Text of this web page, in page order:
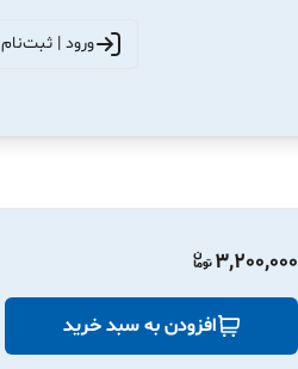
ورود | ثبت‌نام
3,200,000
افزودن به سبد خرید